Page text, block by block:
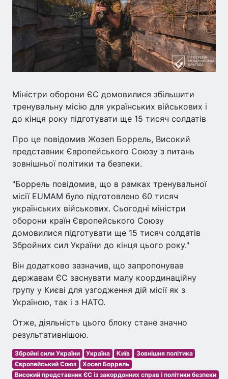
Міністри оборони ЄС домовилися збільшити
тренувальну місію для українських військових і
до кінця року підготувати ще 15 тисяч солдатів
Про це повідомив Жозеп Боррель, Високий
представник Європейського Союзу з питань
зовнішньої політики та безпеки.
"Боррель повідомив, що в рамках тренувальної
місії EUMAM було підготовлено 60 тисяч
українських військових. Сьогодні міністри
оборони країн Європейського Союзу
домовилися підготувати ще 15 тисяч солдатів
Збройних сил України до кінця цього року."
Він додатково зазначив, що запропонував
державам ЄС заснувати малу координаційну
групу у Києві для узгодження дій місії як з
Україною, так і з НАТО.
Отже, діяльність цього блоку стане значно
результативнішою.
Збройні сили України Україна Київ
Зовнішня політика
Європейський Союз
Хосеп Боррель
Високий представник ЄС із закордонних справ і політики безпеки